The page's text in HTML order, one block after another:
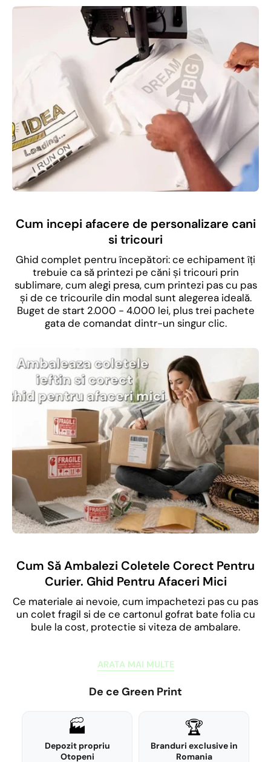
Cum incepi afacere de personalizare cani
si tricouri
Ghid complet pentru începători: ce echipament îți
trebuie ca să printezi pe căni și tricouri prin
sublimare, cum alegi presa, cum printezi pas cu pas
și de ce tricourile din modal sunt alegerea ideală.
Buget de start 2.000 - 4.000 lei, plus trei pachete
gata de comandat dintr-un singur clic.
Cum Să Ambalezi Coletele Corect Pentru
Curier. Ghid Pentru Afaceri Mici
Ce materiale ai nevoie, cum impachetezi pas cu pas
un colet fragil si de ce cartonul gofrat bate folia cu
bule la cost, protectie si viteza de ambalare.
ARATA MAI MULTE
De ce Green Print
🏭
Depozit propriu
Otopeni
🏆
Branduri exclusive in
Romania